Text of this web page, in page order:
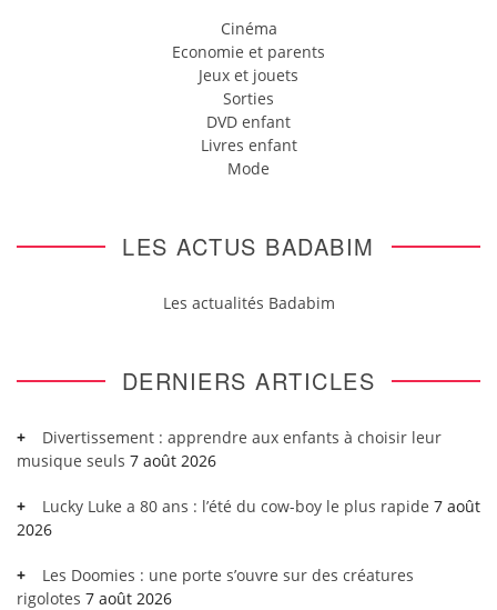
Cinéma
Economie et parents
Jeux et jouets
Sorties
DVD enfant
Livres enfant
Mode
LES ACTUS BADABIM
Les actualités Badabim
DERNIERS ARTICLES
Divertissement : apprendre aux enfants à choisir leur
musique seuls 7 août 2026
Lucky Luke a 80 ans : l’été du cow-boy le plus rapide 7 août
2026
Les Doomies : une porte s’ouvre sur des créatures
rigolotes 7 août 2026